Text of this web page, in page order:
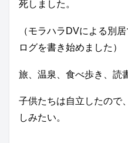
死しました。
（モラハラDVによる別
ログを書き始めました）
旅、温泉、食べ歩き、読
子供たちは自立したので
しみたい。